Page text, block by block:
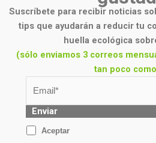
Suscríbete para recibir noticias
tips que ayudarán a reducir tu
huella ecológica
(sólo enviamos 3 correos
tan poco
Enviar
Aceptar